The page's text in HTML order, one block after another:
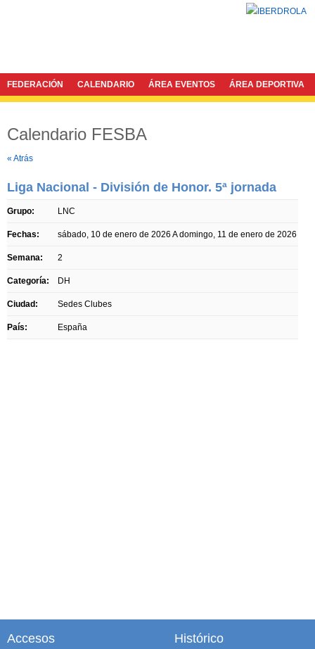
FEDERACIÓN CALENDARIO ÁREA EVENTOS ÁREA DEPORTIVA
Calendario FESBA
« Atrás
Liga Nacional - División de Honor. 5ª jornada
Grupo: LNC
Fechas: sábado, 10 de enero de 2026 Adomingo, 11 de enero de 2026
Semana: 2
Categoría: DH
Ciudad: Sedes Clubes
País: España
Accesos Histórico